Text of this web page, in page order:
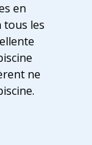
en
tous les
ne